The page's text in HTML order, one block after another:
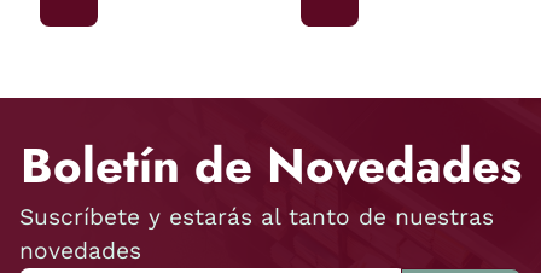
Boletín de Novedades
Suscríbete y estarás al tanto de nuestras
novedades